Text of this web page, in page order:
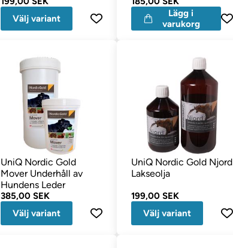
Välj variant
Lägg i
varukorg
UniQ Nordic Gold
Mover Underhåll av
Hundens Leder
385,00 SEK
Välj variant
UniQ Nordic Gold Njord
Lakseolja
199,00 SEK
Välj variant